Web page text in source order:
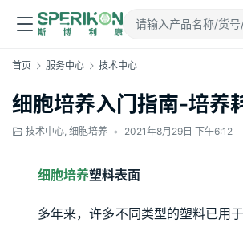
首页 服务中心 技术中心
细胞培养入门指南-培养
技术中心, 细胞培养 • 2021年8月29日 下午6:12
细胞培养塑料表面
多年来，许多不同类型的塑料已用